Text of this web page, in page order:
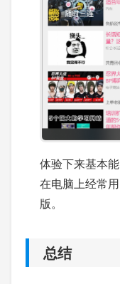
体验下来基本
在电脑上经常
版。
总结